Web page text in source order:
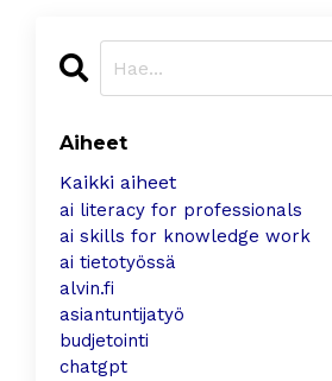
Aiheet
Kaikki aiheet
ai literacy for professionals
ai skills for knowledge work
ai tietotyössä
alvin.fi
asiantuntijatyö
budjetointi
chatgpt